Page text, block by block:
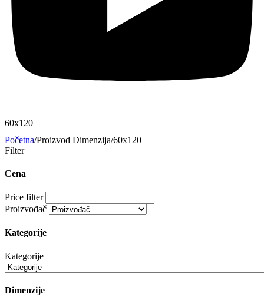
60x120
Početna/Proizvod Dimenzija/60x120
Filter
Cena
Price filter
Proizvođač
Kategorije
Kategorije
Dimenzije